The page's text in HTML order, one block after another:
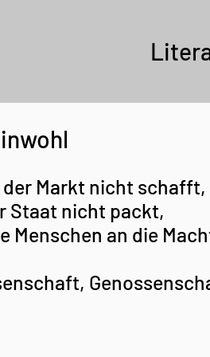
der Markt nicht schafft,
Staat nicht packt,
Menschen an die